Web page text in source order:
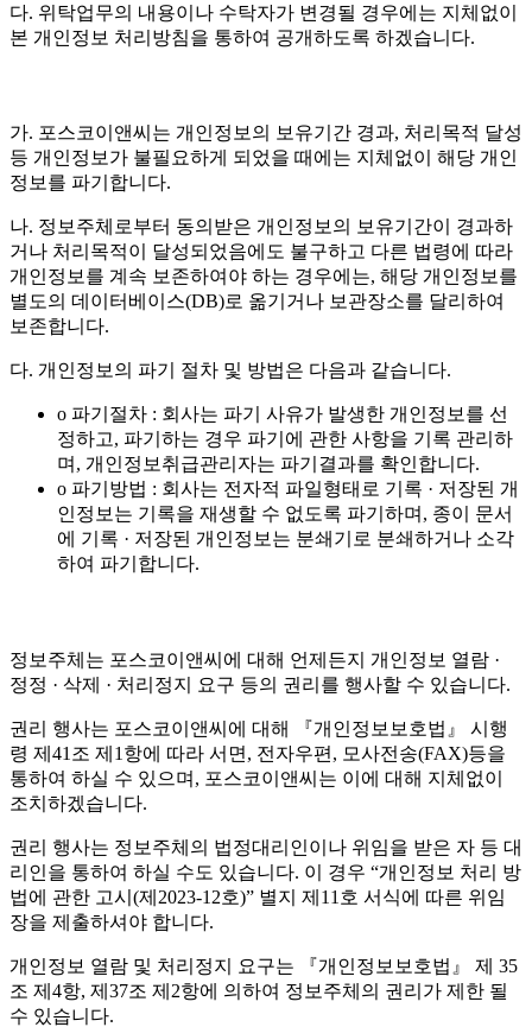
다. 위탁업무의 내용이나 수탁자가 변경될 경우에는 지체없이
본 개인정보 처리방침을 통하여 공개하도록 하겠습니다.
가. 포스코이앤씨는 개인정보의 보유기간 경과, 처리목적 달성
등 개인정보가 불필요하게 되었을 때에는 지체없이 해당 개인
정보를 파기합니다.
나. 정보주체로부터 동의받은 개인정보의 보유기간이 경과하
거나 처리목적이 달성되었음에도 불구하고 다른 법령에 따라
개인정보를 계속 보존하여야 하는 경우에는, 해당 개인정보를
별도의 데이터베이스(DB)로 옮기거나 보관장소를 달리하여
보존합니다.
다. 개인정보의 파기 절차 및 방법은 다음과 같습니다.
o 파기절차 : 회사는 파기 사유가 발생한 개인정보를 선
정하고, 파기하는 경우 파기에 관한 사항을 기록 관리하
며, 개인정보취급관리자는 파기결과를 확인합니다.
o 파기방법 : 회사는 전자적 파일형태로 기록 · 저장된 개
인정보는 기록을 재생할 수 없도록 파기하며, 종이 문서
에 기록 · 저장된 개인정보는 분쇄기로 분쇄하거나 소각
하여 파기합니다.
정보주체는 포스코이앤씨에 대해 언제든지 개인정보 열람 ·
정정 · 삭제 · 처리정지 요구 등의 권리를 행사할 수 있습니다.
권리 행사는 포스코이앤씨에 대해 『개인정보보호법』 시행
령 제41조 제1항에 따라 서면, 전자우편, 모사전송(FAX)등을
통하여 하실 수 있으며, 포스코이앤씨는 이에 대해 지체없이
조치하겠습니다.
권리 행사는 정보주체의 법정대리인이나 위임을 받은 자 등 대
리인을 통하여 하실 수도 있습니다. 이 경우 “개인정보 처리 방
법에 관한 고시(제2023-12호)” 별지 제11호 서식에 따른 위임
장을 제출하셔야 합니다.
개인정보 열람 및 처리정지 요구는 『개인정보보호법』 제 35
조 제4항, 제37조 제2항에 의하여 정보주체의 권리가 제한 될
수 있습니다.